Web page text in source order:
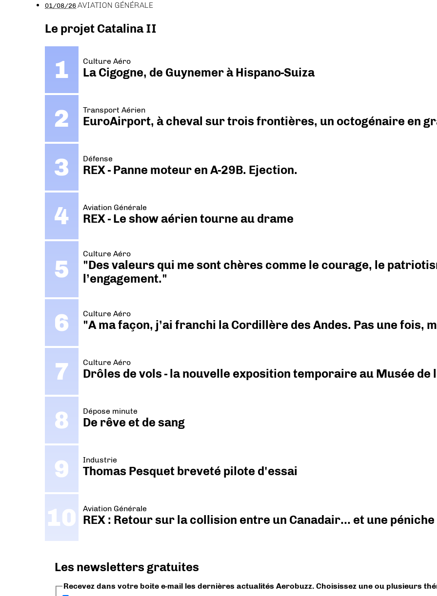
01/08/26AVIATION GÉNÉRALE
Le projet Catalina II
Culture Aéro
La Cigogne, de Guynemer à Hispano-Suiza
Transport Aérien
EuroAirport, à cheval sur trois frontières, un octogénaire en
Défense
REX - Panne moteur en A-29B. Ejection.
Aviation Générale
REX - Le show aérien tourne au drame
Culture Aéro
"Des valeurs qui me sont chères comme le courage, le
l’engagement."
Culture Aéro
"A ma façon, j’ai franchi la Cordillère des Andes. Pas une fois,
Culture Aéro
Drôles de vols - la nouvelle exposition temporaire au Musée de
Dépose minute
De rêve et de sang
Industrie
Thomas Pesquet breveté pilote d'essai
Aviation Générale
REX : Retour sur la collision entre un Canadair… et une péniche
Les newsletters gratuites
Recevez dans votre boite e-mail les dernières actualités Aerobuzz. Choisissez une ou plusieurs